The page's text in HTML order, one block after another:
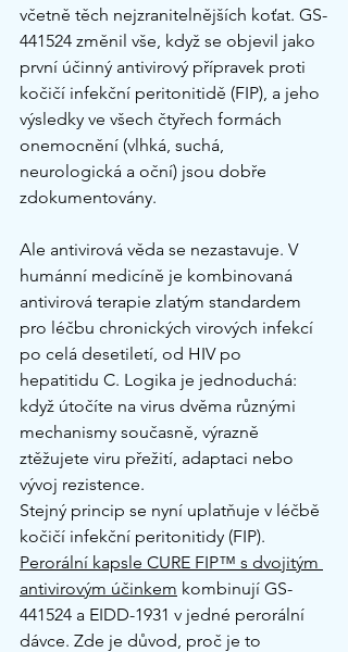
včetně těch nejzranitelnějších koťat. GS-
441524 změnil vše, když se objevil jako
první účinný antivirový přípravek proti
kočičí infekční peritonitidě (FIP), a jeho
výsledky ve všech čtyřech formách
onemocnění (vlhká, suchá,
neurologická a oční) jsou dobře
zdokumentovány.
Ale antivirová věda se nezastavuje. V
humánní medicíně je kombinovaná
antivirová terapie zlatým standardem
pro léčbu chronických virových infekcí
po celá desetiletí, od HIV po
hepatitidu C. Logika je jednoduchá:
když útočíte na virus dvěma různými
mechanismy současně, výrazně
ztěžujete viru přežití, adaptaci nebo
vývoj rezistence.
Stejný princip se nyní uplatňuje v léčbě
kočičí infekční peritonitidy (FIP).
Perorální kapsle CURE FIP™ s dvojitým
antivirovým účinkem kombinují GS-
441524 a EIDD-1931 v jedné perorální
dávce. Zde je důvod, proč je to